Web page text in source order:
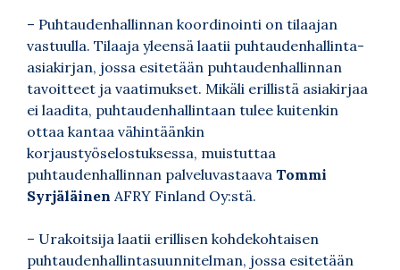
– Puhtaudenhallinnan koordinointi on tilaajan
vastuulla. Tilaaja yleensä laatii puhtaudenhallinta-
asiakirjan, jossa esitetään puhtaudenhallinnan
tavoitteet ja vaatimukset. Mikäli erillistä asiakirjaa
ei laadita, puhtaudenhallintaan tulee kuitenkin
ottaa kantaa vähintäänkin
korjaustyöselostuksessa, muistuttaa
puhtaudenhallinnan palveluvastaava Tommi
Syrjäläinen AFRY Finland Oy:stä.
– Urakoitsija laatii erillisen kohdekohtaisen
puhtaudenhallintasuunnitelman, jossa esitetään